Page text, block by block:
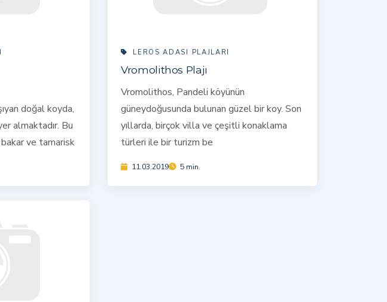
doğal koyda,
almaktadır. Bu
ve tamarisk
LEROS ADASI PLAJLARI
Vromolithos Plajı
Vromolithos, Pandeli köyünün
güneydoğusunda bulunan güzel bir koy. Son
yıllarda, birçok villa ve çeşitli konaklama
türleri ile bir turizm be
11.03.2019 5 min.